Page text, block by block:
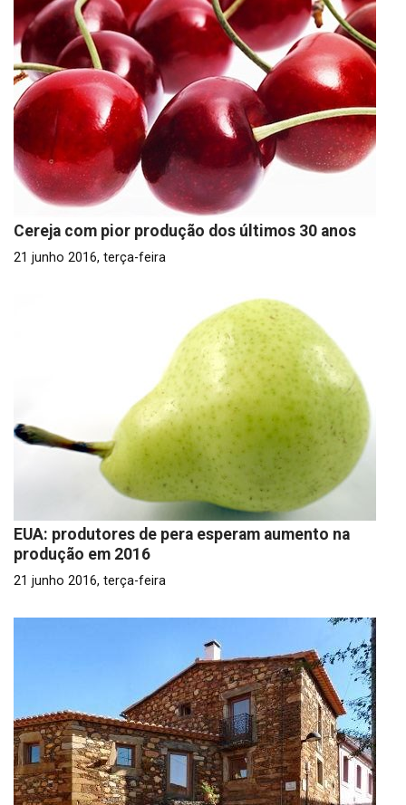
Cereja com pior produção dos últimos 30 anos
21 junho 2016, terça-feira
EUA: produtores de pera esperam aumento na
produção em 2016
21 junho 2016, terça-feira